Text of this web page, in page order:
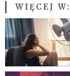
WIĘCEJ W: